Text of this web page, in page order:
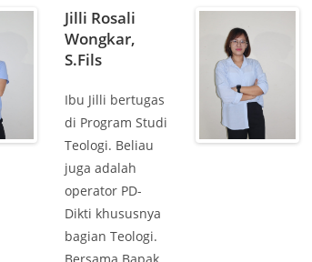
Jilli Rosali
Wongkar,
S.Fils
Ibu Jilli bertugas
di Program Studi
Teologi. Beliau
juga adalah
operator PD-
Dikti khususnya
bagian Teologi.
Bersama Bapak